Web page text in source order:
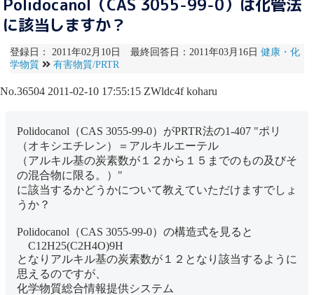
Polidocanol（CAS 3055-99-0）は化管法
に該当しますか？
登録日： 2011年02月10日 最終回答日：2011年03月16日 健康・化
学物質
有害物質/PRTR
No.36504 2011-02-10 17:55:15 ZWldc4fkoharu
Polidocanol（CAS 3055-99-0）がPRTR法の1-407 "ポリ
（オキシエチレン）＝アルキルエーテル
（アルキル基の炭素数が１２から１５までのもの及びそ
の混合物に限る。）"
に該当するかどうかについて教えていただけますでしょ
うか？
Polidocanol（CAS 3055-99-0）の構造式を見ると
C12H25(C2H4O)9H
となりアルキル基の炭素数が１２となり該当するように
思えるのですが、
化学物質総合情報提供システム